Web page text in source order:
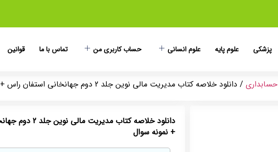
پزشکی علوم پایه علوم انسانی حساب کاربری من تماس با ما قوانین
حسابداری / دانلود خلاصه کتاب مدیریت مالی نوین جلد 2 دوم جهانخانی استفان راس + حل المسائل + نمونه سوال
دانلود خلاصه
+ نمونه سوال